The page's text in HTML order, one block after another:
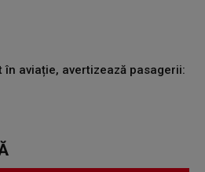
aviație, avertizează pasagerii: